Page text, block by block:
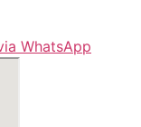
WhatsApp